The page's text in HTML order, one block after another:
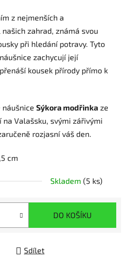
z nejmenších a
zahrad, známá svou
při hledání potravy. Tyto
zachycují její
kousek přírody přímo k
náušnice Sýkora modřinka ze
Valašsku, svými zářivými
rozjasní váš den.
cm
Skladem (5 ks)
DO KOŠÍKU
Sdílet